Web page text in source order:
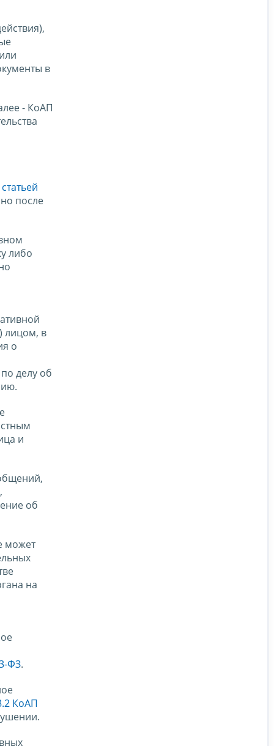
в
- КоАП
статьей
после
либо
лицом, в
о
делу об
и
об
может
на
ФЗ.
КоАП